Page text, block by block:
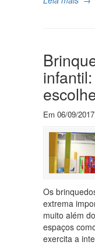
Em 06/09/2017
Os
extrema
muito além
espaços
exercita a